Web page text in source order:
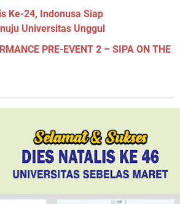
Ke-24, Indonusa Siap
Universitas Unggul
PRE-EVENT 2 – SIPA ON THE